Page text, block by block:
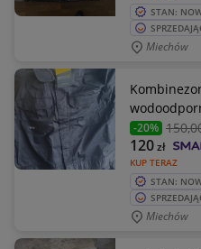
STAN:
Miechów
-20% 150
KUP TERAZ
120zł
STAN:
Miechów